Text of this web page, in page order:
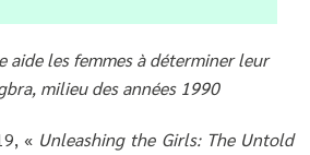
aide les femmes à déterminer leur
milieu des années 1990
« Unleashing the Girls: The Untold